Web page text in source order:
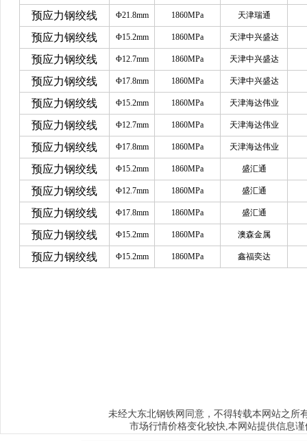
预应力钢绞线 Φ21.8mm 1860MPa 天津瑞通
预应力钢绞线 Φ15.2mm 1860MPa 天津中兴盛达
预应力钢绞线 Φ12.7mm 1860MPa 天津中兴盛达
预应力钢绞线 Φ17.8mm 1860MPa 天津中兴盛达
预应力钢绞线 Φ15.2mm 1860MPa 天津海达伟业
预应力钢绞线 Φ12.7mm 1860MPa 天津海达伟业
预应力钢绞线 Φ17.8mm 1860MPa 天津海达伟业
预应力钢绞线 Φ15.2mm 1860MPa 盛汇通
预应力钢绞线 Φ12.7mm 1860MPa 盛汇通
预应力钢绞线 Φ17.8mm 1860MPa 盛汇通
预应力钢绞线 Φ15.2mm 1860MPa 澳森金属
预应力钢绞线 Φ15.2mm 1860MPa 鑫福奕达
未经大东北钢铁网 同意，不得转载本网站之所
市场行情价格变化较快,本网站提供信息